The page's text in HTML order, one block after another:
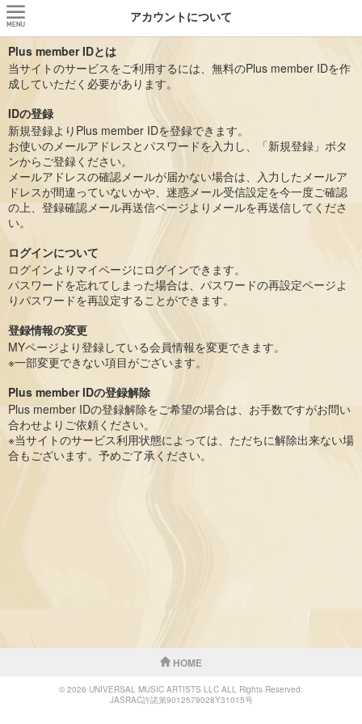
アカウントについて
Plus member IDとは
当サイトのサービスをご利用するには、無料のPlus member IDを作
成していただく必要があります。
IDの登録
新規登録よりPlus member IDを登録できます。
お使いのメールアドレスとパスワードを入力し、「新規登録」ボタ
ンからご登録ください。
メールアドレスの確認メールが届かない場合は、入力したメールア
ドレスが間違っていないかや、迷惑メール受信設定を今一度ご確認
の上、登録確認メール再送信ページよりメールを再送信してくださ
い。
ログインについて
ログインよりマイページにログインできます。
パスワードを忘れてしまった場合は、パスワードの再設定ページよ
りパスワードを再設定することができます。
登録情報の変更
MYページより登録している会員情報を変更できます。
※一部変更できない項目がございます。
Plus member IDの登録解除
Plus member IDの登録解除をご希望の場合は、お手数ですがお問い
合わせよりご依頼ください。
※当サイトのサービス利用状態によっては、ただちに解除出来ない場
合もございます。予めご了承ください。
HOME
© 2026 UNIVERSAL MUSIC ARTISTS LLC ALL Rights Reserved.
JASRAC許諾第9012579028Y31015号